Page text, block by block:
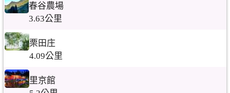
春谷農場
3.63公里
栗田庄
4.09公里
里京館